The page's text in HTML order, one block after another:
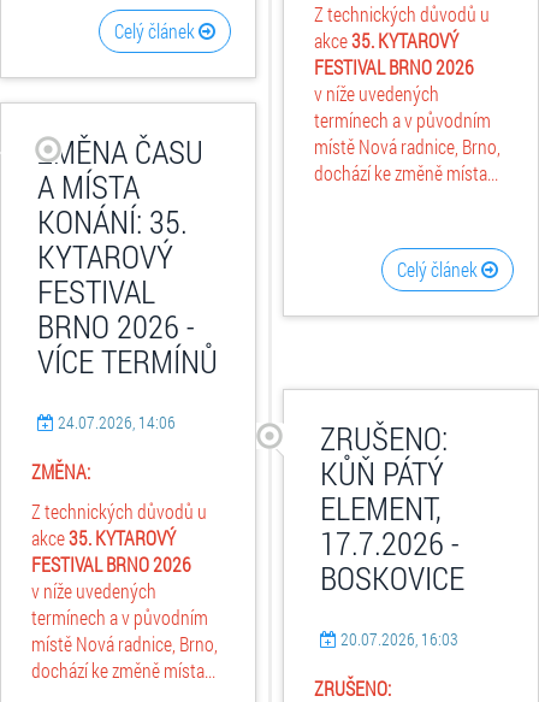
Celý článek
Z technických důvodů u
akce35. KYTAROVÝ
FESTIVAL BRNO 2026
v níže uvedených
termínech a v původním
místě Nová radnice, Brno,
dochází ke změně místa...
Celý článek
ZMĚNA ČASU
A MÍSTA
KONÁNÍ: 35.
KYTAROVÝ
FESTIVAL
BRNO 2026 -
VÍCE TERMÍNŮ
24.07.2026, 14:06
ZMĚNA:
Z technických důvodů u
akce35. KYTAROVÝ
FESTIVAL BRNO 2026
v níže uvedených
termínech a v původním
místě Nová radnice, Brno,
dochází ke změně místa...
ZRUŠENO:
KŮŇ PÁTÝ
ELEMENT,
17.7.2026 -
BOSKOVICE
20.07.2026, 16:03
ZRUŠENO: